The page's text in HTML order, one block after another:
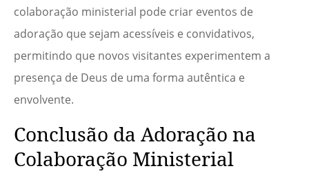
colaboração ministerial pode criar eventos de
adoração que sejam acessíveis e convidativos,
permitindo que novos visitantes experimentem a
presença de Deus de uma forma autêntica e
envolvente.
Conclusão da Adoração na
Colaboração Ministerial